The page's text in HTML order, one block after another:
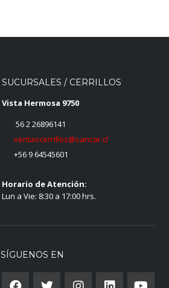
SUCURSALES / CERRILLOS
Vista Hermosa 9750
56 2 26896141
ventascerrillos@sancar.cl
+56 9 64545601
Horario de Atención:
Lun a Vie: 8:30 a 17:00 hrs.
SÍGUENOS EN